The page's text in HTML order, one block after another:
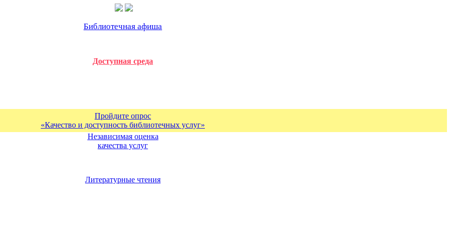
Библиотечная афиша
Доступная среда
Пройдите опрос
«Качество и доступность библиотечных услуг»
Независимая оценка
качества услуг
Литературные чтения